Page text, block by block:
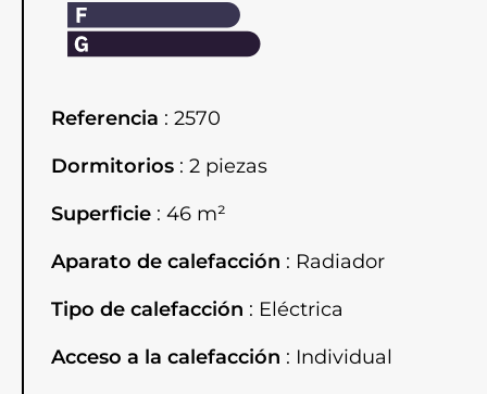
Referencia
2570
Dormitorios
2 piezas
Superficie
46 m²
Aparato de calefacción
Radiador
Tipo de calefacción
Eléctrica
Acceso a la calefacción
Individual